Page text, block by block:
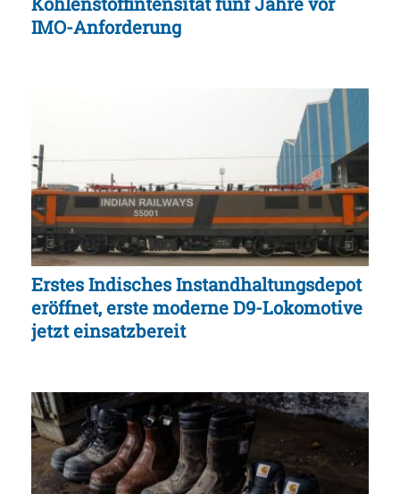
IMO-Anforderung
Erstes Indisches Instandhaltungsdepot
eröffnet, erste moderne D9-Lokomotive
jetzt einsatzbereit